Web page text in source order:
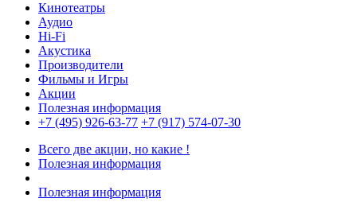
Кинотеатры
Аудио
Hi-Fi
Акустика
Производители
Фильмы и Игры
Акции
Полезная информация
+7 (495) 926-63-77 +7 (917) 574-07-30
Всего две акции, но какие !
Полезная информация
Полезная информация